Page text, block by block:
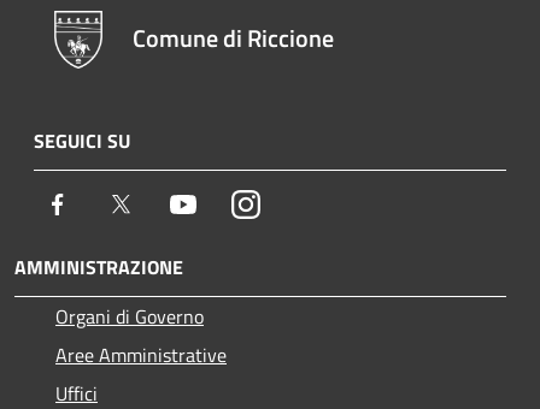
Comune di Riccione
SEGUICI SU
Facebook Twitter YoutubeInstagram
AMMINISTRAZIONE
Organi di Governo
Aree Amministrative
Uffici